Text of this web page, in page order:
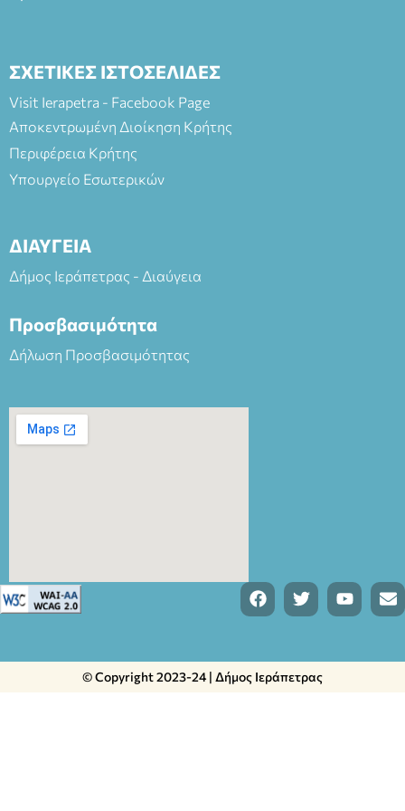
ΣΧΕΤΙΚΕΣ ΙΣΤΟΣΕΛΙΔΕΣ
Visit Ierapetra - Facebook Page
Αποκεντρωμένη Διοίκηση Κρήτης
Περιφέρεια Κρήτης
Υπουργείο Εσωτερικών
ΔΙΑΥΓΕΙΑ
Δήμος Ιεράπετρας - Διαύγεια
Προσβασιμότητα
Δήλωση Προσβασιμότητας
© Copyright 2023-24 | Δήμος Ιεράπετρας